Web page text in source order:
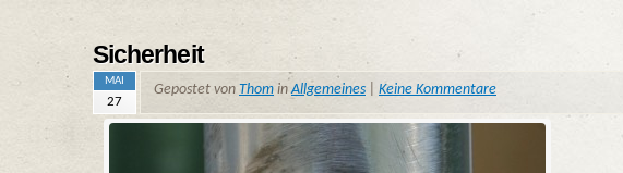
Sicherheit
MAI
27
Gepostet von Thom inAllgemeines Keine Kommentare